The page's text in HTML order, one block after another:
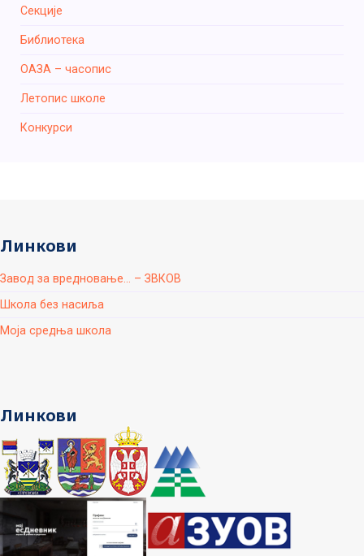
Секције
Библиотека
ОАЗА – часопис
Летопис школе
Конкурси
Линкови
Завод за вредновање... – ЗВКОВ
Школа без насиља
Моја средња школа
Линкови